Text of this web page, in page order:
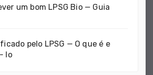
um bom LPSG Bio — Guia
pelo LPSG — O que é e
lo